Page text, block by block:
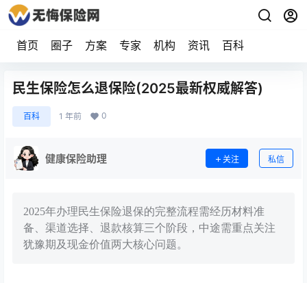
首页 圈子 方案 专家 机构 资讯 百科
民生保险怎么退保险(2025最新权威解答)
百科 1 年前 0
健康保险助理 关注 私信
2025年办理民生保险退保的完整流程需经历材料准
备、渠道选择、退款核算三个阶段，中途需重点关注
犹豫期及现金价值两大核心问题。